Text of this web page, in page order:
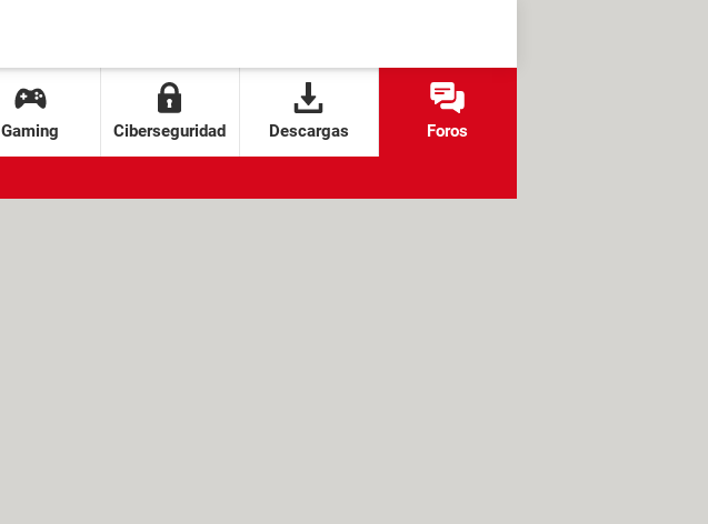
Gaming Ciberseguridad Descargas Foros